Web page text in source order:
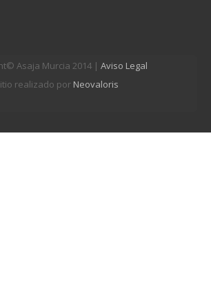
Asaja Murcia 2014 | Aviso Legal
realizado por Neovaloris